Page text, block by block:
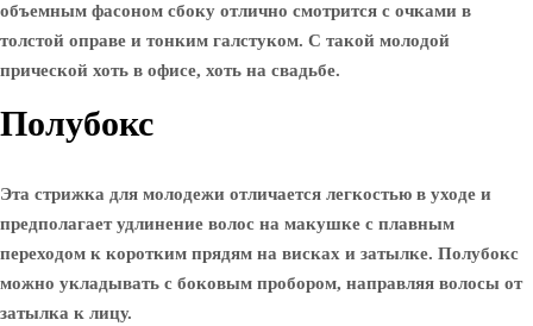
объемным фасоном сбоку отлично смотрится с очками в
толстой оправе и тонким галстуком. С такой молодой
прической хоть в офисе, хоть на свадьбе.
Полубокс
Эта стрижка для молодежи отличается легкостью в уходе и
предполагает удлинение волос на макушке с плавным
переходом к коротким прядям на висках и затылке. Полубокс
можно укладывать с боковым пробором, направляя волосы от
затылка к лицу.